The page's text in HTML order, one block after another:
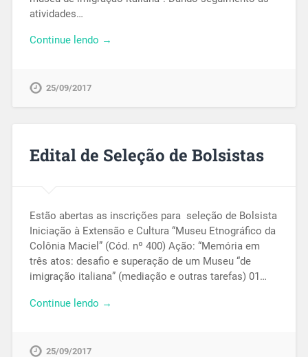
atividades…
Continue lendo →
25/09/2017
Edital de Seleção de Bolsistas
Estão abertas as inscrições para seleção de Bolsista
Iniciação à Extensão e Cultura “Museu Etnográfico da
Colônia Maciel” (Cód. nº 400) Ação: “Memória em
três atos: desafio e superação de um Museu “de
imigração italiana” (mediação e outras tarefas) 01…
Continue lendo →
25/09/2017